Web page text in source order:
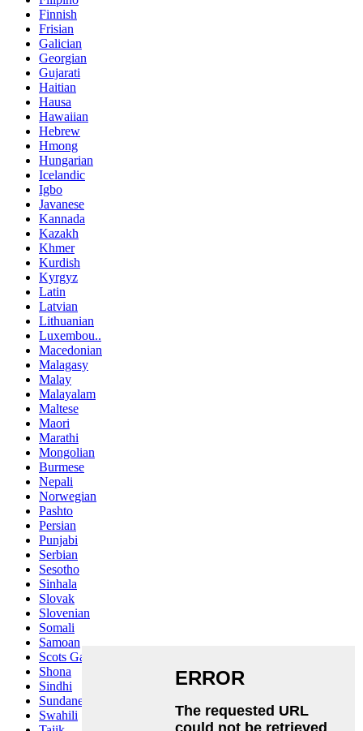
Finnish
Frisian
Galician
Georgian
Gujarati
Haitian
Hausa
Hawaiian
Hebrew
Hmong
Hungarian
Icelandic
Igbo
Javanese
Kannada
Kazakh
Khmer
Kurdish
Kyrgyz
Latin
Latvian
Lithuanian
Luxembou..
Macedonian
Malagasy
Malay
Malayalam
Maltese
Maori
Marathi
Mongolian
Burmese
Nepali
Norwegian
Pashto
Persian
Punjabi
Serbian
Sesotho
Sinhala
Slovak
Slovenian
Somali
Samoan
Scots Gaelic
Shona
Sindhi
Sundanese
Swahili